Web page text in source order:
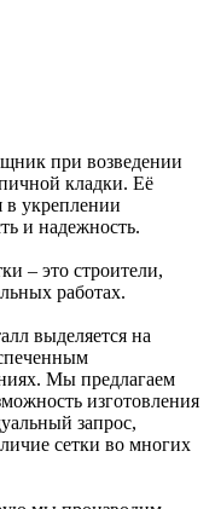
при возведении
кладки. Её
в укреплении
и надежность.
– это строители,
работах.
выделяется на
Мы предлагаем
изготовления
запрос,
сетки во многих